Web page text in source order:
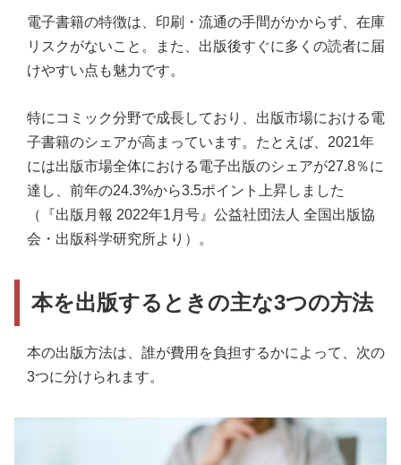
電子書籍の特徴は、印刷・流通の手間がかからず、在庫
リスクがないこと。また、出版後すぐに多くの読者に届
けやすい点も魅力です。
特にコミック分野で成長しており、出版市場における電
子書籍のシェアが高まっています。たとえば、2021年
には出版市場全体における電子出版のシェアが27.8％に
達し、前年の24.3%から3.5ポイント上昇しました
（『出版月報 2022年1月号』公益社団法人 全国出版協
会・出版科学研究所より）。
本を出版するときの主な3つの方法
本の出版方法は、誰が費用を負担するかによって、次の
3つに分けられます。